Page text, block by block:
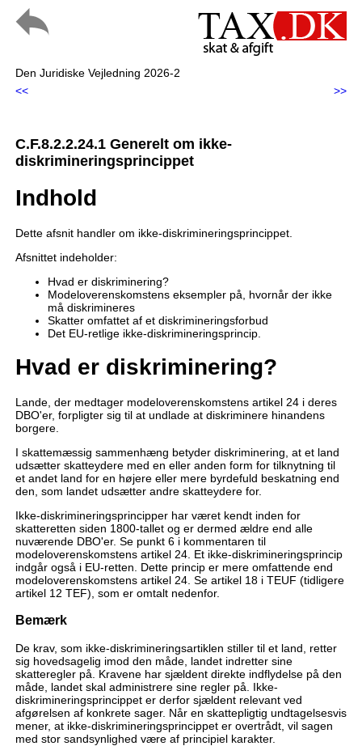
Den Juridiske Vejledning 2026-2
<<
>>
C.F.8.2.2.24.1 Generelt om ikke-
diskrimineringsprincippet
Indhold
Dette afsnit handler om ikke-diskrimineringsprincippet.
Afsnittet indeholder:
Hvad er diskriminering?
Modeloverenskomstens eksempler på, hvornår der ikke
må diskrimineres
Skatter omfattet af et diskrimineringsforbud
Det EU-retlige ikke-diskrimineringsprincip.
Hvad er diskriminering?
Lande, der medtager modeloverenskomstens artikel 24 i deres
DBO'er, forpligter sig til at undlade at diskriminere hinandens
borgere.
I skattemæssig sammenhæng betyder diskriminering, at et land
udsætter skatteydere med en eller anden form for tilknytning til
et andet land for en højere eller mere byrdefuld beskatning end
den, som landet udsætter andre skatteydere for.
Ikke-diskrimineringsprincipper har været kendt inden for
skatteretten siden 1800-tallet og er dermed ældre end alle
nuværende DBO'er. Se punkt 6 i kommentaren til
modeloverenskomstens artikel 24. Et ikke-diskrimineringsprincip
indgår også i EU-retten. Dette princip er mere omfattende end
modeloverenskomstens artikel 24. Se artikel 18 i TEUF (tidligere
artikel 12 TEF), som er omtalt nedenfor.
Bemærk
De krav, som ikke-diskrimineringsartiklen stiller til et land, retter
sig hovedsagelig imod den måde, landet indretter sine
skatteregler på. Kravene har sjældent direkte indflydelse på den
måde, landet skal administrere sine regler på. Ikke-
diskrimineringsprincippet er derfor sjældent relevant ved
afgørelsen af konkrete sager. Når en skattepligtig undtagelsesvis
mener, at ikke-diskrimineringsprincippet er overtrådt, vil sagen
med stor sandsynlighed være af principiel karakter.